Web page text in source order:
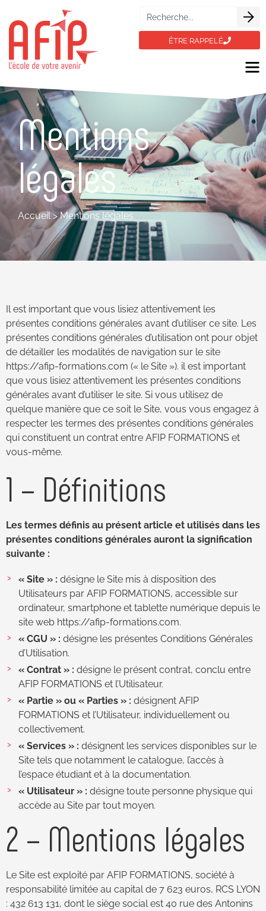
ÊTRE RAPPELÉ
Mentions
légales
Accueil>Mentions légales
Il est important que vous lisiez attentivement les
présentes conditions générales avant d’utiliser ce site. Les
présentes conditions générales d’utilisation ont pour objet
de détailler les modalités de navigation sur le site
https://afip-formations.com (« le Site »). il est important
que vous lisiez attentivement les présentes conditions
générales avant d’utiliser le site. Si vous utilisez de
quelque manière que ce soit le Site, vous vous engagez à
respecter les termes des présentes conditions générales
qui constituent un contrat entre AFIP FORMATIONS et
vous-même.
1 – Définitions
Les termes définis au présent article et utilisés dans les
présentes conditions générales auront la signification
suivante :
« Site » : désigne le Site mis à disposition des
Utilisateurs par AFIP FORMATIONS, accessible sur
ordinateur, smartphone et tablette numérique depuis le
site web https://afip-formations.com.
« CGU » : désigne les présentes Conditions Générales
d’Utilisation.
« Contrat » : désigne le présent contrat, conclu entre
AFIP FORMATIONS et l’Utilisateur.
« Partie » ou « Parties » : désignent AFIP
FORMATIONS et l’Utilisateur, individuellement ou
collectivement.
« Services » : désignent les services disponibles sur le
Site tels que notamment le catalogue, l’accès à
l’espace étudiant et à la documentation.
« Utilisateur » : désigne toute personne physique qui
accède au Site par tout moyen.
2 – Mentions légales
Le Site est exploité par AFIP FORMATIONS, société à
responsabilité limitée au capital de 7 623 euros, RCS LYON
: 432 613 131, dont le siège social est 40 rue des Antonins